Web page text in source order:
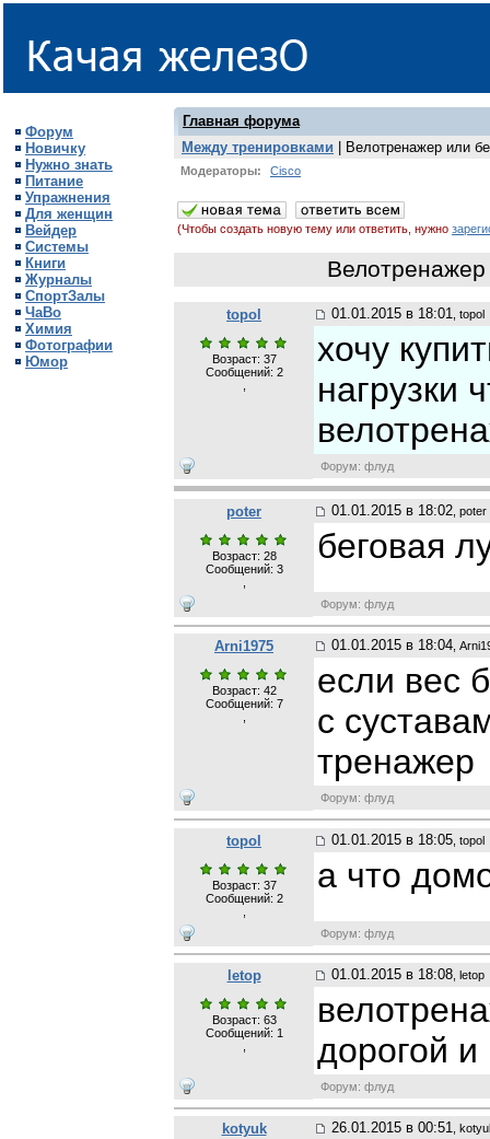
Форум
Новичку
Нужно знать
Питание
Упражнения
Для женщин
Вейдер
Системы
Книги
Журналы
СпортЗалы
ЧаВо
Химия
Фотографии
Юмор
Главная форума
Между тренировками | Велотренажер или
Модераторы: Cisco
(Чтобы создать новую тему или ответить, нужно
topol 01.01.2015 в 18:01 , topol
Возраст: 37
Сообщений: 2
хочу
нагрузки
Форум: флуд
poter 01.01.2015 в 18:02 , poter
Возраст: 28
Сообщений: 3
беговая
Форум: флуд
Arni1975 01.01.2015 в 18:04 ,
Возраст: 42
Сообщений: 7
если вес
с
тренажер
Форум: флуд
topol 01.01.2015 в 18:05 , topol
Возраст: 37
Сообщений: 2
а что
Форум: флуд
letop 01.01.2015 в 18:08 , letop
Возраст: 63
Сообщений: 1
дорогой
Форум: флуд
kotyuk 26.01.2015 в 00:51 ,